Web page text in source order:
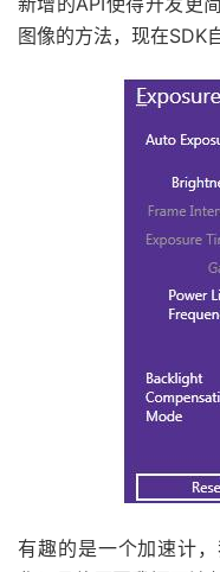
图像的方法，现在SDK
有趣的是一个加速计